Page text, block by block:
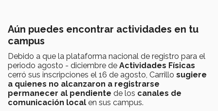
Aún puedes encontrar actividades en tu
campus
Debido a que la plataforma nacional de registro para el
periodo agosto - diciembre de Actividades Físicas
cerró sus inscripciones el 16 de agosto, Carrillo sugiere
a quienes no alcanzaron a registrarse
permanecer al pendiente de los canales de
comunicación local en sus campus.